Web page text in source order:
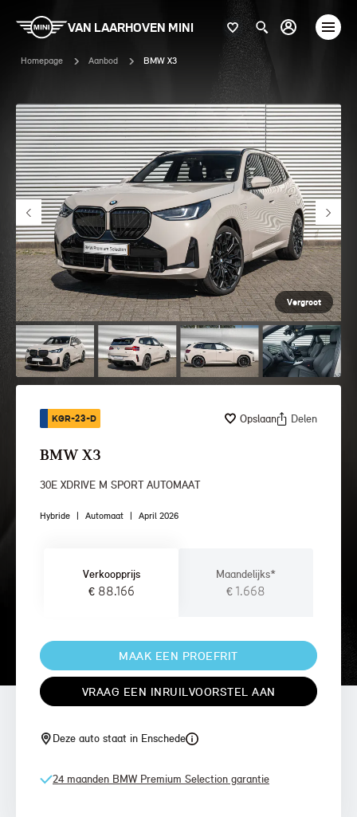
VAN LAARHOVEN MINI
Homepage Aanbod BMW X3
Vergroot
KGR-23-D Opslaan Delen
BMW X3
30E XDRIVE M SPORT AUTOMAAT
Hybride | Automaat | April 2026
Verkoopprijs
€ 88.166
Maandelijks*
€ 1.668
MAAK EEN PROEFRIT
VRAAG EEN INRUILVOORSTEL AAN
Deze auto staat in Enschede
24 maanden BMW Premium Selection garantie